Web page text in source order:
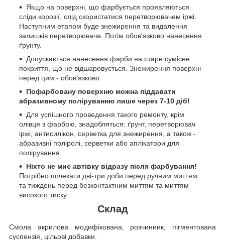
Якщо на поверхні, що фарбується проявляються
сліди корозії, слід скористатися перетворювачем іржі.
Наступним етапом буде знежирення та видалення
залишків перетворювача. Потім обов'язково нанесення
ґрунту.
Допускається нанесення фарби на старе сумісне
покриття, що не відшаровується. Знежирення поверхні
перед цим - обов'язково.
Пофарбовану поверхню можна піддавати
абразивному поліруванню лише через 7-10 діб!
Для успішного проведення такого ремонту, крім
олівця з фарбою, знадобляться: ґрунт, перетворювач
іржі, антисилікон, серветка для знежирення, а також -
абразивні поліролі, серветки або аплікатори для
полірування.
Ніхто не миє автівку відразу після фарбування!
Потрібно почекати дві-три доби перед ручним миттям
та тиждень перед безконтактним миттям та миттям
високого тиску.
Склад
Смола акрилова модифікована, розчинник, пігментована
суспензія, цільові добавки.